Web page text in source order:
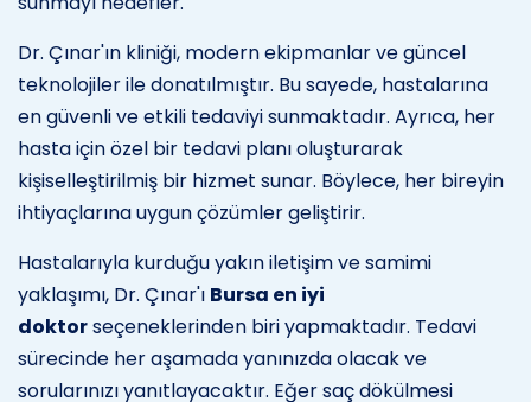
Dr. Çınar'ın kliniği, modern ekipmanlar ve güncel
teknolojiler ile donatılmıştır. Bu sayede, hastalarına
en güvenli ve etkili tedaviyi sunmaktadır. Ayrıca, her
hasta için özel bir tedavi planı oluşturarak
kişiselleştirilmiş bir hizmet sunar. Böylece, her bireyin
ihtiyaçlarına uygun çözümler geliştirir.
Hastalarıyla kurduğu yakın iletişim ve samimi
yaklaşımı, Dr. Çınar'ı Bursa en iyi
doktorseçeneklerinden biri yapmaktadır. Tedavi
sürecinde her aşamada yanınızda olacak ve
sorularınızı yanıtlayacaktır. Eğer saç dökülmesi